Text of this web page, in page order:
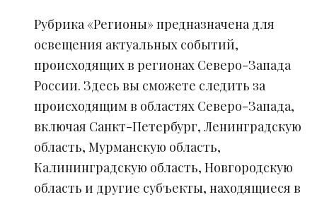
Рубрика «Регионы» предназначена для
освещения актуальных событий,
происходящих в регионах Северо-Запада
России. Здесь вы сможете следить за
происходящим в областях Северо-Запада,
включая Санкт-Петербург, Ленинградскую
область, Мурманскую область,
Калининградскую область, Новгородскую
область и другие субъекты, находящиеся в